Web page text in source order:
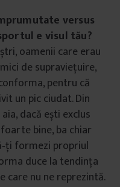
versus
e visul tău?
oamenii care erau
de supraviețuire,
pentru că
un pic ciudat. Din
dacă ești exclus
bine, ba chiar
formezi propriul
duce la tendința
care nu ne reprezintă.